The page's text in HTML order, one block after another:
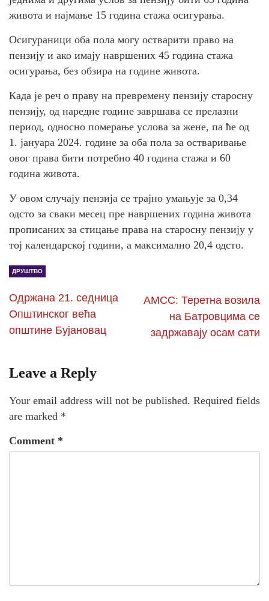
живота и најмање 15 година стажа осигурања.
Осигураници оба пола могу остварити право на
пензију и ако имају навршених 45 година стажа
осигурања, без обзира на године живота.
Када је реч о праву на превремену пензију старосну
пензију, од наредне године завршава се прелазни
период, односно померање услова за жене, па ће од
1. јануара 2024. године за оба пола за остваривање
овог права бити потребно 40 година стажа и 60
година живота.
У овом случају пензија се трајно умањује за 0,34
одсто за сваки месец пре навршених година живота
прописаних за стицање права на старосну пензију у
тој календарској години, а максимално 20,4 одсто.
ДРУШТВО
Одржана 21. седница
Општинског већа
општине Бујановац
АМСС: Теретна возила
на Батровцима се
задржавају осам сати
Leave a Reply
Your email address will not be published. Required fields
are marked *
Comment *